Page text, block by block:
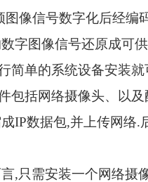
像信号数字化后经
字图像信号还原成可
简单的系统设备安装
包括网络摄像头、以
IP数据包,并上传网络.
,只需安装一个网络摄